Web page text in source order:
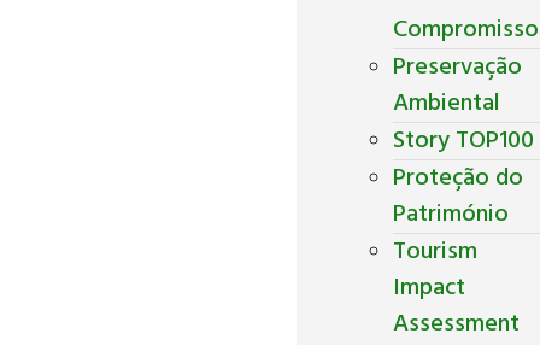
Compromisso
Preservação
Ambiental
Story TOP100
Proteção do
Património
Tourism
Impact
Assessment